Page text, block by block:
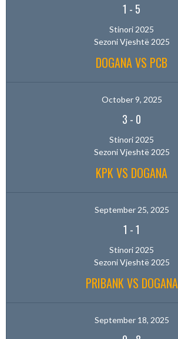
1 - 5
Stinori 2025
Sezoni Vjeshtë 2025
DOGANA VS PCB
October 9, 2025
3 - 0
Stinori 2025
Sezoni Vjeshtë 2025
KPK VS DOGANA
September 25, 2025
1 -1
Stinori 2025
Sezoni Vjeshtë 2025
PRIBANK VS DOGANA
September 18, 2025